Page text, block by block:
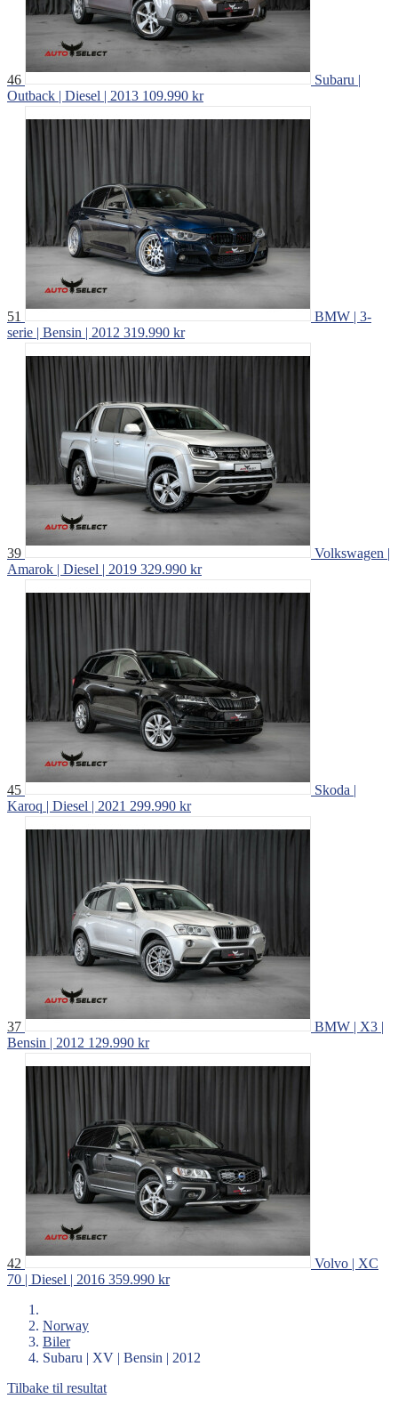
46
Subaru |
Outback | Diesel | 2013 109.990 kr
51
BMW | 3-
serie | Bensin | 2012 319.990 kr
39
Volkswagen |
Amarok | Diesel | 2019 329.990 kr
45
Skoda |
Karoq | Diesel | 2021 299.990 kr
37
BMW | X3 |
Bensin | 2012 129.990 kr
42
Volvo | XC
70 | Diesel | 2016 359.990 kr
Norway
Biler
Subaru | XV | Bensin | 2012
Tilbake til resultat